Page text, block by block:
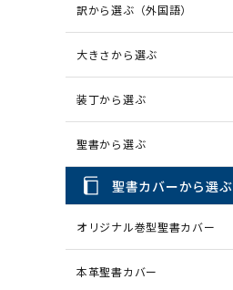
CD・MP3
訳から選ぶ（外国語）
大きさから選ぶ
装丁から選ぶ
聖書から選ぶ
聖書カバーから選ぶ
オリジナル巻型聖書カバー
本革聖書カバー